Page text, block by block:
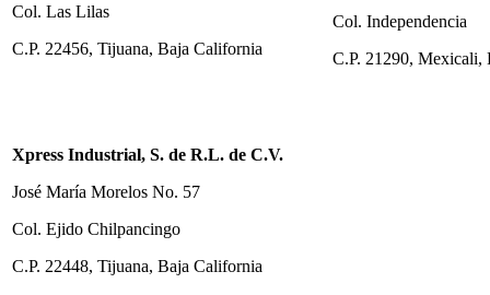
Col. Las Lilas
C.P. 22456, Tijuana, Baja California
Col. Independencia
C.P. 21290, Mexicali,
Xpress Industrial, S. de R.L. de C.V.
José María Morelos No. 57
Col. Ejido Chilpancingo
C.P. 22448, Tijuana, Baja California